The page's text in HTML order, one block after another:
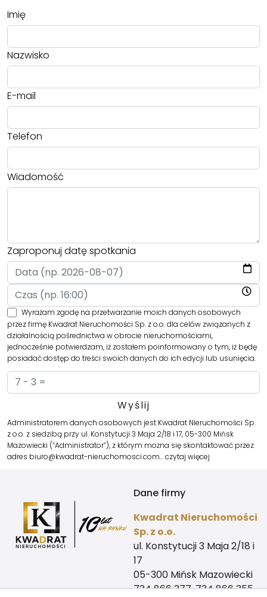
Imię
Nazwisko
E-mail
Telefon
Wiadomość
Zaproponuj datę spotkania
Wyrażam zgodę na przetwarzanie moich danych osobowych
przez firmę Kwadrat Nieruchomości Sp. z o.o. dla celów związanych z
działalnością pośrednictwa w obrocie nieruchomościami,
jednocześnie potwierdzam, iż zostałem poinformowany o tym, iż będę
posiadać dostęp do treści swoich danych do ich edycji lub usunięcia.
Administratorem danych osobowych jest Kwadrat Nieruchomości Sp.
z o.o. z siedzibą przy ul. Konstytucji 3 Maja 2/18 i 17, 05-300 Mińsk
Mazowiecki (“Administrator”), z którym można się skontaktować przez
adres biuro@kwadrat-nieruchomosci.com…czytaj więcej
Dane firmy
Kwadrat Nieruchomości
Sp. z o.o.
ul. Konstytucji 3 Maja 2/18 i
17
05-300 Mińsk Mazowiecki
734 866 377, 734 866 355